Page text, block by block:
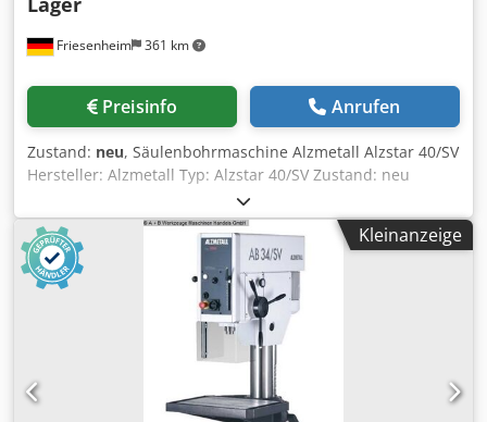
Friesenheim 361 km
Preisinfo Anrufen
Zustand: neu, Säulenbohrmaschine Alzmetall Alzstar 40/SV
Hersteller: Alzmetall Typ: Alzstar 40/SV Zustand: neu
Technische Daten: Dcodoy S Artspfx Ak Djk
Säulendurchmesser: 115 mm Maschinentisch (nutzbare
Auflage): 514 x 360 mm T-Nuten (Anzahl x Breite x
Abstand): 2 x 14 x 224 mm Abstand Spindel-Tisch
(min./max.): 117 / 701 mm 2 Vorschübe: 0,1 + 0,2 mm/U
Höhe (mm): ca. 1840 Bohrleistung St 60 (mm): 40
Spindelhub (mm): 120 Ausladung (mm): 293 Motor (kW):
1,45 / 1,9 Drehzahlbereich (r/min): 160 - 2250 Gewicht (kg):
285
Kleinanzeige